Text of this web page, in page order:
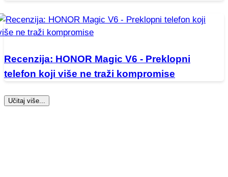
Recenzija: HONOR Magic V6 - Preklopni
telefon koji više ne traži kompromise
Učitaj više...